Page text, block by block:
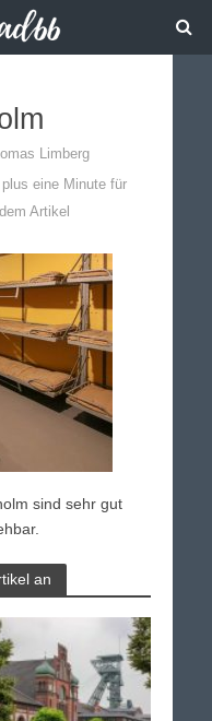
Limberg
eine Minute für
Artikel
sind sehr gut
an